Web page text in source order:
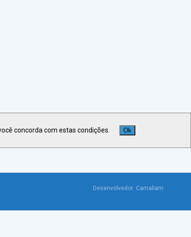
Veja + Últimas Notícias
Desenvolvedor: Camaliam
concorda com estas condições. Ok